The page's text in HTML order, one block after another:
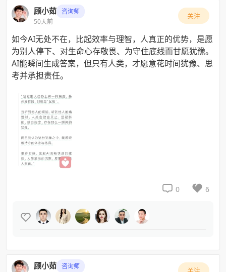
顾小茹
咨询师
50天前
关注
如今AI无处不在，比起效率与理智，人真正的优势，是愿
为别人停下、对生命心存敬畏、为守住底线而甘愿犹豫。
AI能瞬间生成答案，但只有人类，才愿意花时间犹豫、思
考并承担责任。
 0  6

顾小茹 咨询师